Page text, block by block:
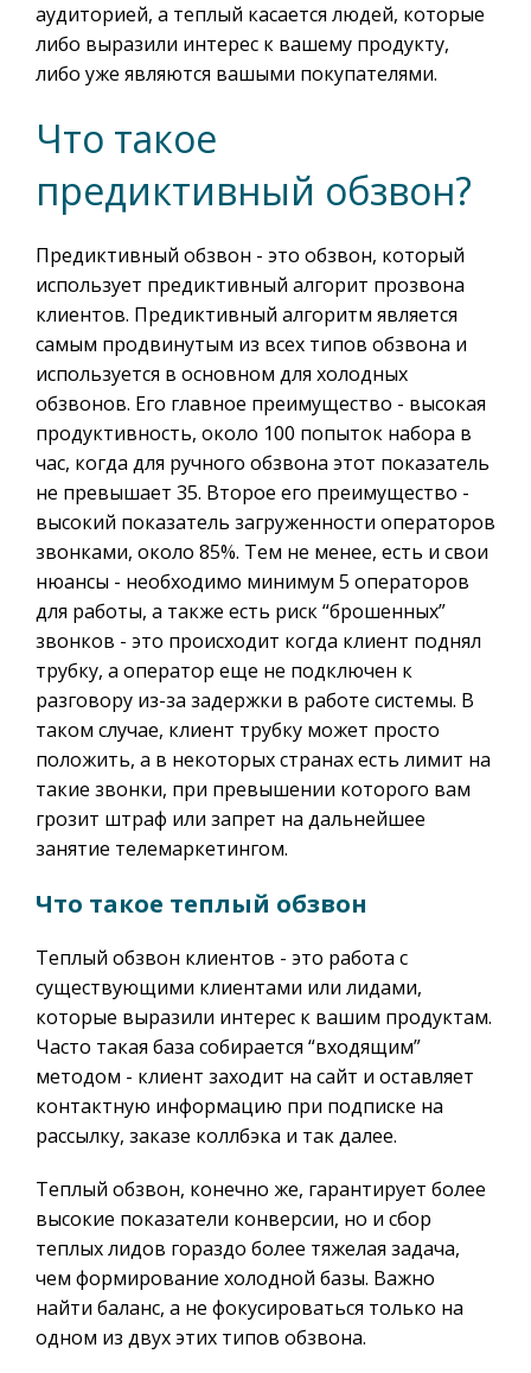
аудиторией, а теплый касается людей, которые
либо выразили интерес к вашему продукту,
либо уже являются вашыми покупателями.
Что такое
предиктивный обзвон?
Предиктивный обзвон - это обзвон, который
использует предиктивный алгорит прозвона
клиентов. Предиктивный алгоритм является
самым продвинутым из всех типов обзвона и
используется в основном для холодных
обзвонов. Его главное преимущество - высокая
продуктивность, около 100 попыток набора в
час, когда для ручного обзвона этот показатель
не превышает 35. Второе его преимущество -
высокий показатель загруженности операторов
звонками, около 85%. Тем не менее, есть и свои
нюансы - необходимо минимум 5 операторов
для работы, а также есть риск “брошенных”
звонков - это происходит когда клиент поднял
трубку, а оператор еще не подключен к
разговору из-за задержки в работе системы. В
таком случае, клиент трубку может просто
положить, а в некоторых странах есть лимит на
такие звонки, при превышении которого вам
грозит штраф или запрет на дальнейшее
занятие телемаркетингом.
Что такое теплый обзвон
Теплый обзвон клиентов - это работа с
существующими клиентами или лидами,
которые выразили интерес к вашим продуктам.
Часто такая база собирается “входящим”
методом - клиент заходит на сайт и оставляет
контактную информацию при подписке на
рассылку, заказе коллбэка и так далее.
Теплый обзвон, конечно же, гарантирует более
высокие показатели конверсии, но и сбор
теплых лидов гораздо более тяжелая задача,
чем формирование холодной базы. Важно
найти баланс, а не фокусироваться только на
одном из двух этих типов обзвона.